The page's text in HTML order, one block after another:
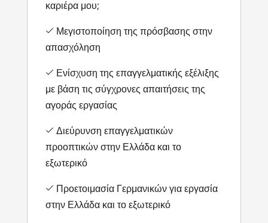
καριέρα μου;
Μεγιστοποίηση της πρόσβασης στην
απασχόληση
Ενίσχυση της επαγγελματικής εξέλιξης
με βάση τις σύγχρονες απαιτήσεις της
αγοράς εργασίας
Διεύρυνση επαγγελματικών
προοπτικών στην Ελλάδα και το
εξωτερικό
Προετοιμασία Γερμανικών για εργασία
στην Ελλάδα και το εξωτερικό